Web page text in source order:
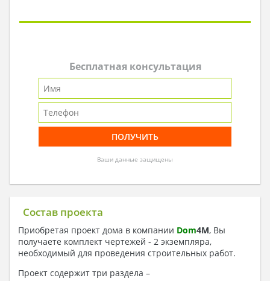
Бесплатная консультация
Ваши данные защищены
Состав проекта
Приобретая проект дома в компании Dom4M, Вы
получаете комплект чертежей - 2 экземпляра,
необходимый для проведения строительных работ.
Проект содержит три раздела –